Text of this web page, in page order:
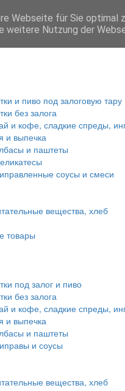
и пиво под залоговую тару
без залога
и кофе, сладкие спреды,
и выпечка
и паштеты
соусы и смеси
вещества, хлеб
товары
под залог и пиво
без залога
и кофе, сладкие спреды,
и выпечка
и паштеты
и соусы
вещества, хлеб
Webseite für Sie optimal
weitere Nutzung der